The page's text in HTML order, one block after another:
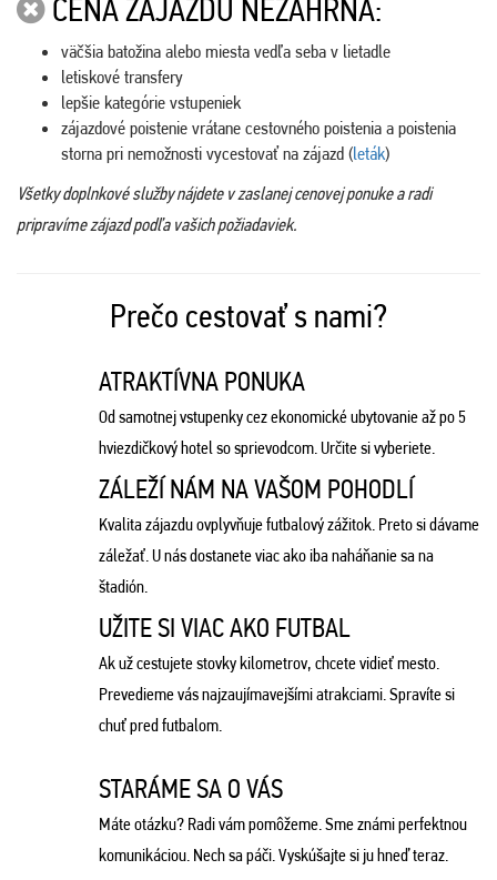
CENA ZÁJAZDU NEZAHŔŇA:
väčšia batožina alebo miesta vedľa seba v lietadle
letiskové transfery
lepšie kategórie vstupeniek
zájazdové poistenie vrátane cestovného poistenia a poistenia
storna pri nemožnosti vycestovať na zájazd (leták)
Všetky doplnkové služby nájdete v zaslanej cenovej ponuke a radi
pripravíme zájazd podľa vašich požiadaviek.
Prečo cestovať s nami?
ATRAKTÍVNA PONUKA
Od samotnej vstupenky cez ekonomické ubytovanie až po 5
hviezdičkový hotel so sprievodcom. Určite si vyberiete.
ZÁLEŽÍ NÁM NA VAŠOM POHODLÍ
Kvalita zájazdu ovplyvňuje futbalový zážitok. Preto si dávame
záležať. U nás dostanete viac ako iba naháňanie sa na
štadión.
UŽITE SI VIAC AKO FUTBAL
Ak už cestujete stovky kilometrov, chcete vidieť mesto.
Prevedieme vás najzaujímavejšími atrakciami. Spravíte si
chuť pred futbalom.
STARÁME SA O VÁS
Máte otázku? Radi vám pomôžeme. Sme známi perfektnou
komunikáciou. Nech sa páči. Vyskúšajte si ju hneď teraz.